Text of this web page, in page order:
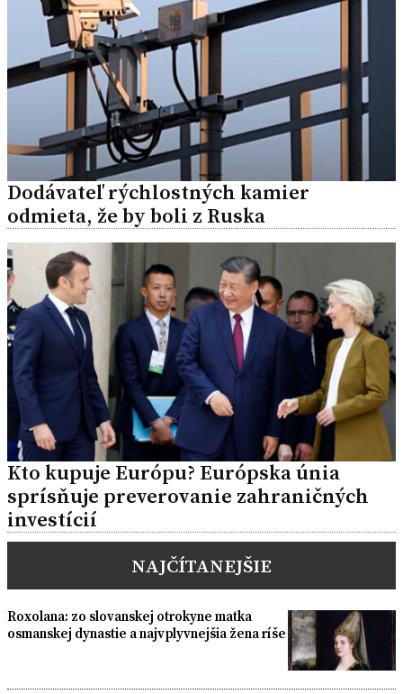
Dodávateľ rýchlostných kamier
odmieta, že by boli z Ruska
Kto kupuje Európu? Európska únia
sprísňuje preverovanie zahraničných
investícií
NAJČÍTANEJŠIE
Roxolana: zo slovanskej otrokyne matka
osmanskej dynastie a najvplyvnejšia žena ríše